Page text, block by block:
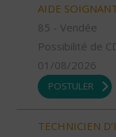
AIDE
85 - Vendée
Possibilité de
01/08/2026
POSTULER
TECHNICIEN